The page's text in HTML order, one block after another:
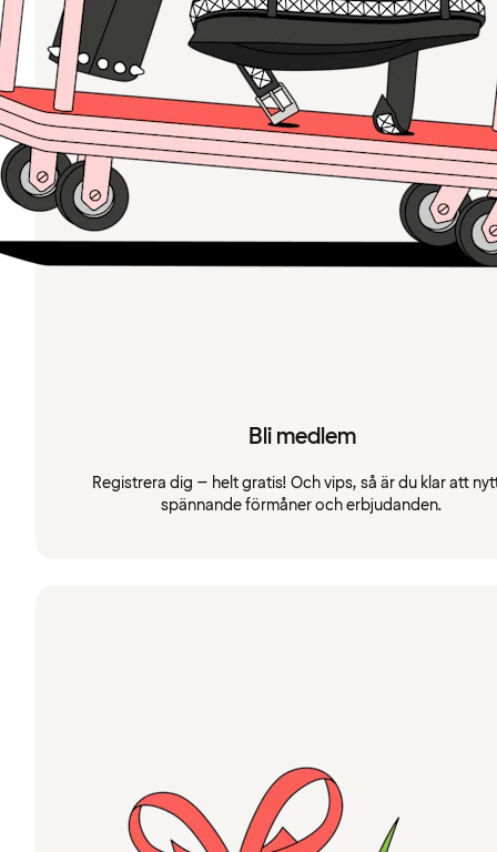
Bli medlem
Registrera dig – helt gratis! Och vips, så är du klar att
spännande förmåner och erbjudanden.